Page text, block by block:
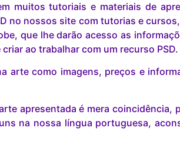
muitos tutoriais e materiais de
no nossos site com tutorias e
que lhe darão acesso as
ao trabalhar com um recurso PSD.
arte como imagens, preços e
apresentada é mera coincidência,
na nossa língua portuguesa,